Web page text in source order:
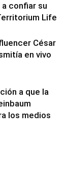
a confiar su
Life
César
en vivo
a que la
los medios